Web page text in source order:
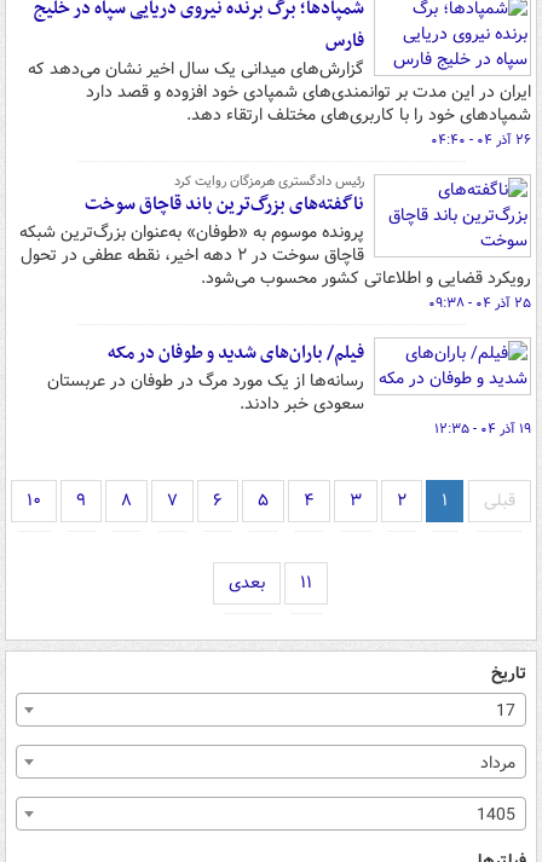
شمپادها؛ برگ برنده نیروی دریایی سپاه در خلیج
فارس
گزارش‌های میدانی یک سال اخیر نشان می‌دهد که
ایران در این مدت بر توانمندی‌های شمپادی خود افزوده و قصد دارد
شمپادهای خود را با کاربری‌های مختلف ارتقاء دهد.
۲۶ آذر ۰۴ - ۰۴:۴۰
رئیس دادگستری هرمزگان روایت کرد
ناگفته‌های بزرگ‌ترین باند قاچاق سوخت
پرونده موسوم به «طوفان» به‌عنوان بزرگ‌ترین شبکه
قاچاق سوخت در ۲ دهه اخیر، نقطه عطفی در تحول
رویکرد قضایی و اطلاعاتی کشور محسوب می‌شود.
۲۵ آذر ۰۴ - ۰۹:۳۸
فیلم/ باران‌های شدید و طوفان در مکه
رسانه‌ها از یک مورد مرگ در طوفان در عربستان
سعودی خبر دادند.
۱۹ آذر ۰۴ - ۱۲:۳۵
قبلی ۱ ۲ ۳ ۴ ۵ ۶ ۷ ۸ ۹ ۱۰
۱۱ بعدی
تاریخ
17
مرداد
1405